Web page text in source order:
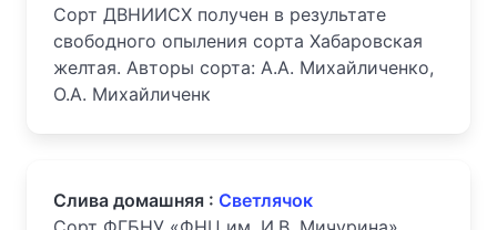
Сорт ДВНИИСХ получен в результате
свободного опыления сорта Хабаровская
желтая. Авторы сорта: А.А. Михайличенко,
О.А. Михайличенк
Слива домашняя : Светлячок